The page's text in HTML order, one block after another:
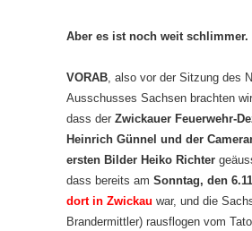
Aber es ist noch weit schlimmer.
VORAB , also vor der Sitzung des
Ausschusses Sachsen brachten
dass der Zwickauer Feuerwehr-
Heinrich Günnel und der
ersten Bilder Heiko Richter
dass bereits am Sonntag, den
dort in Zwickau war, und die
Brandermittler) rausflogen vom